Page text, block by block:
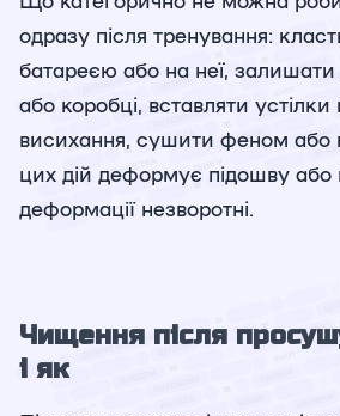
одразу після тренування:
батареєю або на неї, залишати
або коробці, вставляти
висихання, сушити феном або
цих дій деформує підошву або
деформації незворотні.
Чищення після
і як